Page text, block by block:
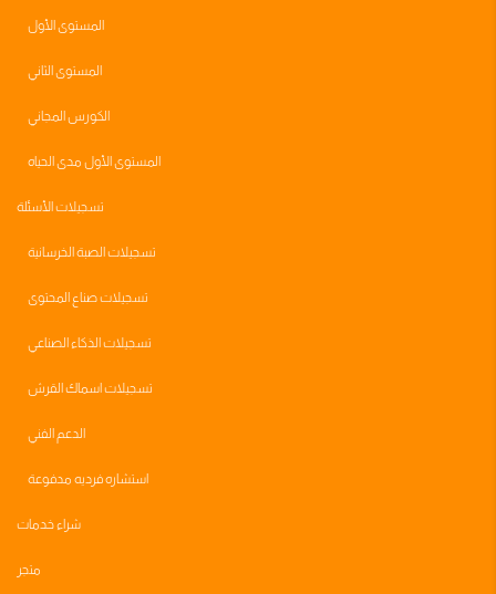
المستوى الأول
المستوى الثاني
الكورس المجاني
المستوى الأول مدى الحياه
تسجيلات الأسئلة
تسجيلات الصبة الخرسانية
تسجيلات صناع المحتوى
تسجيلات الذكاء الصناعي
تسجيلات اسماك القرش
الدعم الفني
استشاره فرديه مدفوعة
شراء خدمات
متجر